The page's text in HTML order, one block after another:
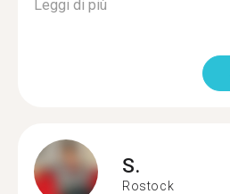
Leggi di più
S.
Rostock